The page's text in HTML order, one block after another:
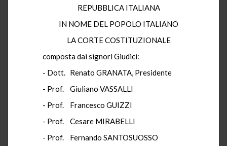
REPUBBLICA ITALIANA
IN NOME DEL POPOLO ITALIANO
LA CORTE COSTITUZIONALE
composta dai signori Giudici:
- Dott. Renato GRANATA, Presidente
- Prof. Giuliano VASSALLI
- Prof. Francesco GUIZZI
- Prof. Cesare MIRABELLI
- Prof. Fernando SANTOSUOSSO